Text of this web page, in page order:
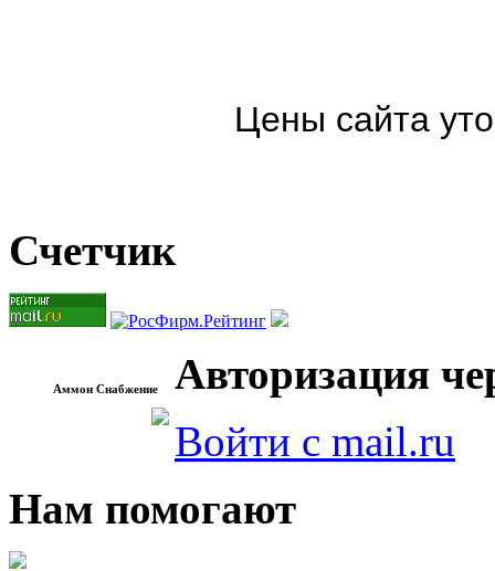
Цены сайта
Счетчик
Аммон Снабжение
Авторизация
Войти с mail.ru
Нам помогают